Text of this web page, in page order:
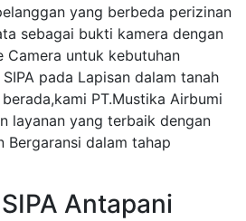
yang berbeda perizinan
sebagai bukti kamera dengan
Camera untuk kebutuhan
pada Lapisan dalam tanah
PT.Mustika Airbumi
layanan yang terbaik dengan
Bergaransi dalam tahap
Antapani